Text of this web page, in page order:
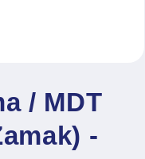
/ MDT
-